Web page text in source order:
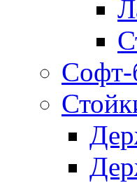
Софт-